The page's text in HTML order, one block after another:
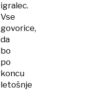
igralec.
Vse
govorice,
da
bo
po
koncu
letošnje